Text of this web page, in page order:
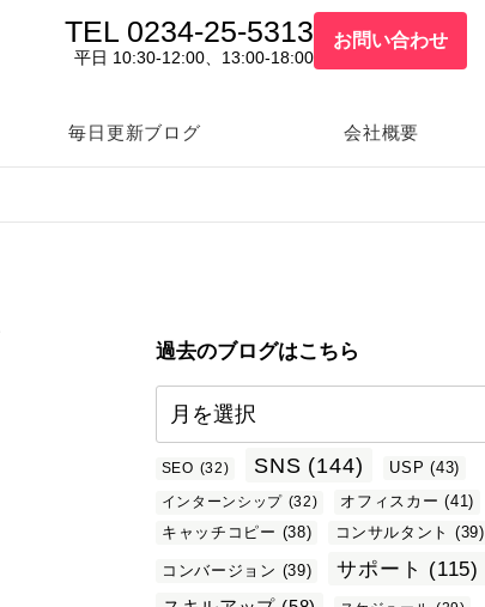
TEL 0234-25-5313
平日 10:30-12:00、13:00-18:00
お問い合わせ
毎日更新ブログ 会社概要
過去のブログはこちら
SEO (32) SNS (144) USP (43)
インターンシップ (32) オフィスカー (41)
キャッチコピー (38) コンサルタント (39)
コンバージョン (39) サポート (115)